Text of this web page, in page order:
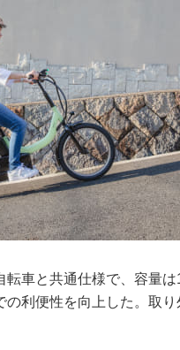
車と共通仕様で、容量は
利便性を向上した。取